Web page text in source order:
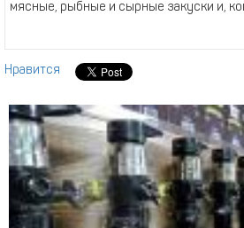
мясные, рыбные и сырные закуски и,
Нравится